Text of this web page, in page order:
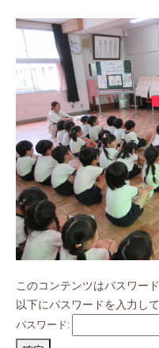
このコンテンツはパスワー
以下にパスワードを入力して
パスワード: